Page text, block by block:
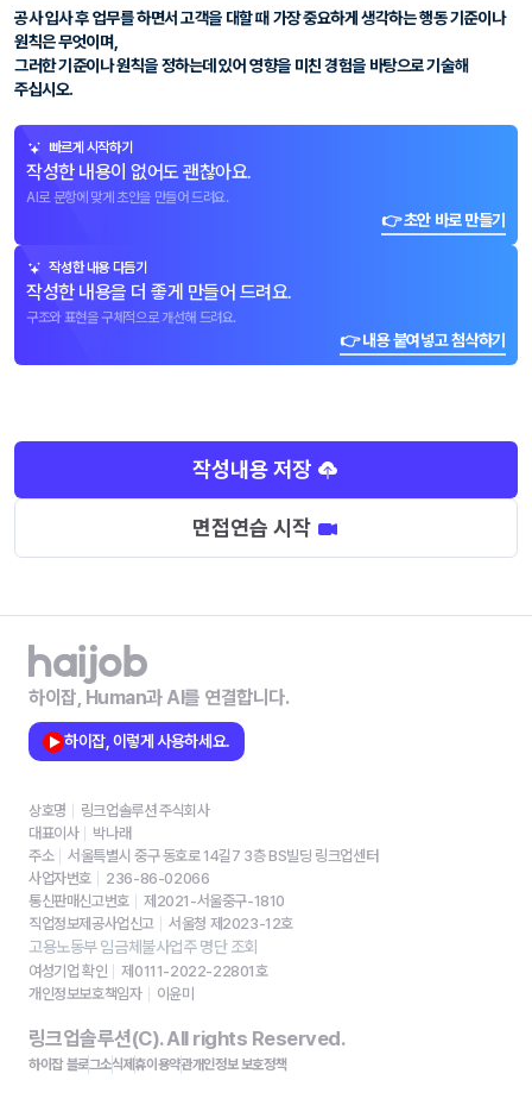
공사 입사 후 업무를 하면서 고객을 대할 때 가장 중요하게 생각하는 행동 기준이나
원칙은 무엇이며,
그러한 기준이나 원칙을 정하는데 있어 영향을 미친 경험을 바탕으로 기술해
주십시오.
빠르게 시작하기
작성한 내용이 없어도 괜찮아요.
AI로 문항에 맞게 초안을 만들어 드려요.
👉 초안 바로 만들기
작성한 내용 다듬기
작성한 내용을 더 좋게 만들어 드려요.
구조와 표현을 구체적으로 개선해 드려요.
👉 내용 붙여넣고 첨삭하기
작성내용 저장
면접연습 시작
하이잡, Human과 AI를 연결합니다.
하이잡, 이렇게 사용하세요.
상호명
링크업솔루션 주식회사
대표이사
박나래
주소
서울특별시 중구 동호로 14길7 3층 BS빌딩 링크업센터
사업자번호
236-86-02066
통신판매신고번호
제2021-서울중구-1810
직업정보제공사업신고
서울청 제2023-12호
고용노동부 임금체불사업주 명단 조회
여성기업 확인
제0111-2022-22801호
개인정보보호책임자
이윤미
링크업솔루션(C). All rights Reserved.
하이잡 블로그소식제휴이용약관개인정보 보호정책